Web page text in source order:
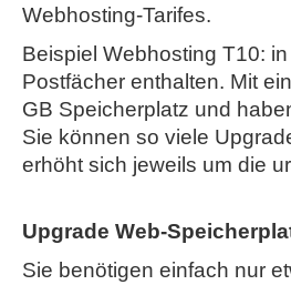
Webhosting-Tarifes.
Beispiel Webhosting T10:
Postfächer enthalten. Mit
GB Speicherplatz und
Sie können so viele
erhöht sich jeweils um die
Upgrade Web-
Sie benötigen einfach nur